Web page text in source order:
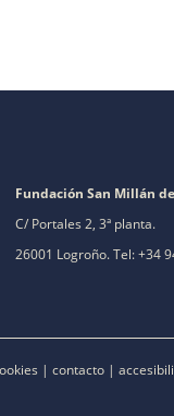
Fundación San Millán
C/ Portales 2, 3ª planta.
26001 Logroño. Tel: +34
|contacto |